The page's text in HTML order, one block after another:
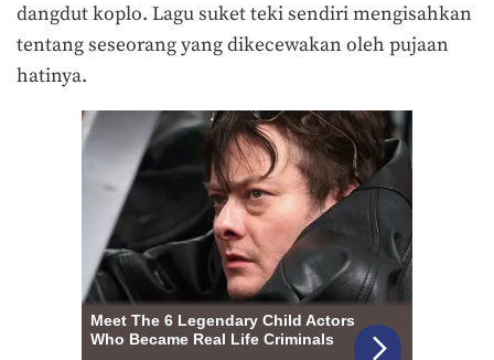
dangdut koplo. Lagu suket teki sendiri mengisahkan
tentang seseorang yang dikecewakan oleh pujaan
hatinya.